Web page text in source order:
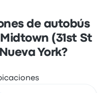
de autobús
(31st St
York?